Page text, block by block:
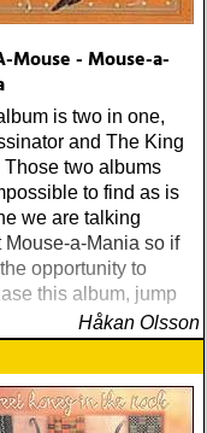
Mouse - Mouse-a-
is two in one,
and The King
Those two albums
to find as is
we are talking
Mouse-a-Mania so if
opportunity to
this album, jump
Håkan Olsson